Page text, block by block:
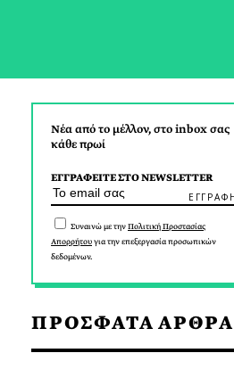
Νέα από το μέλλον, στο inbox σας
κάθε πρωί
ΕΓΓΡΑΦΕΙΤΕ ΣΤΟ NEWSLETTER
Συναινώ με τηνΠολιτική Προστασίας
Απορρήτουγια την επεξεργασία προσωπικών
δεδομένων.
ΠΡΟΣΦΑΤΑ ΑΡΘΡΑ